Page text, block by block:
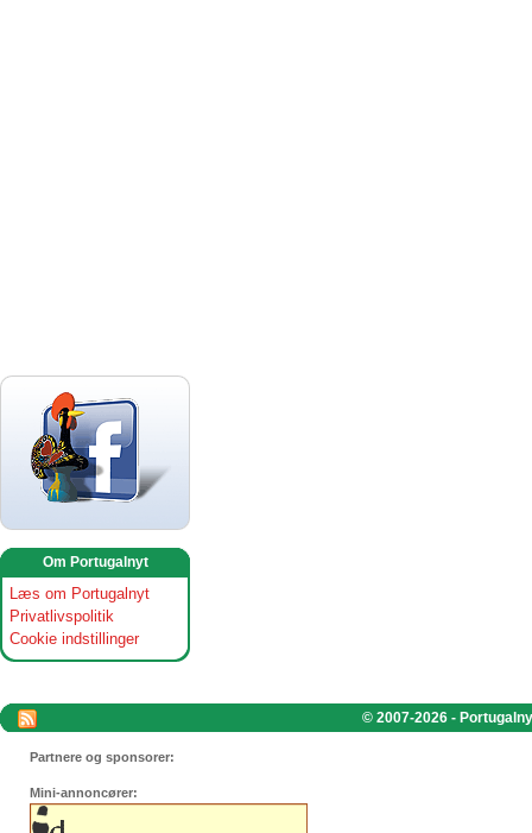
Om Portugalnyt
Læs om Portugalnyt
Privatlivspolitik
Cookie indstillinger
© 2007-2026 -
Partnere og sponsorer:
Mini-annoncører: